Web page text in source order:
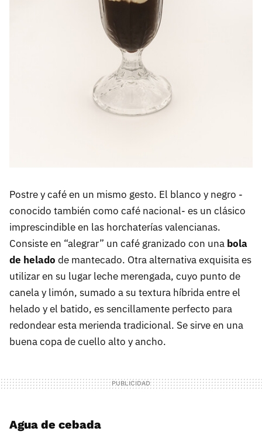
Postre y café en un mismo gesto. El blanco y negro -
conocido también como café nacional- es un clásico
imprescindible en las horchaterías valencianas.
Consiste en “alegrar” un café granizado con una bola
de helado de mantecado. Otra alternativa exquisita es
utilizar en su lugar leche merengada, cuyo punto de
canela y limón, sumado a su textura híbrida entre el
helado y el batido, es sencillamente perfecto para
redondear esta merienda tradicional. Se sirve en una
buena copa de cuello alto y ancho.
Agua de cebada